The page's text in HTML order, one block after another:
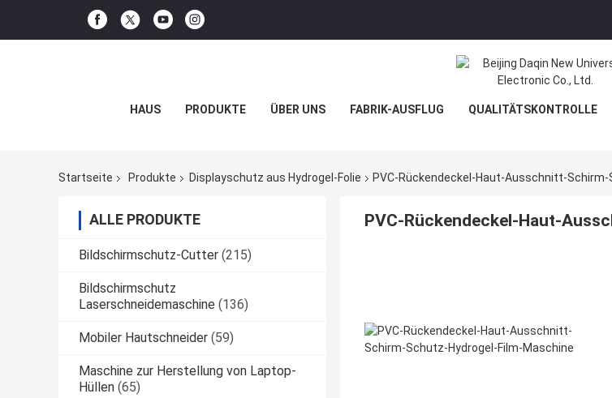
HAUS PRODUKTE ÜBER UNS FABRIK-AUSFLUG QUALITÄTSKONTROLLE
Startseite Produkte Displayschutz aus Hydrogel-Folie PVC-Rückendeckel-Haut-Ausschnitt-
ALLE PRODUKTE
Bildschirmschutz-Cutter (215)
Bildschirmschutz
Laserschneidemaschine (136)
Mobiler Hautschneider (59)
Maschine zur Herstellung von Laptop-
Hüllen (65)
PVC-Rückendeckel-Haut-